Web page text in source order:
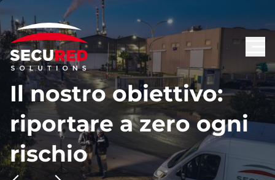
Il nostro obiettivo:
riportare a zero ogni
rischio